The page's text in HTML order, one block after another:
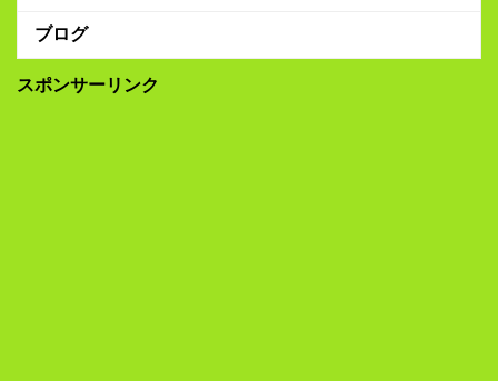
ブログ
スポンサーリンク